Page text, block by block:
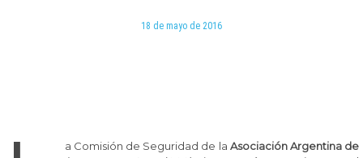
18 de mayo de 2016
a Comisión de Seguridad de la Asociación Argentina de